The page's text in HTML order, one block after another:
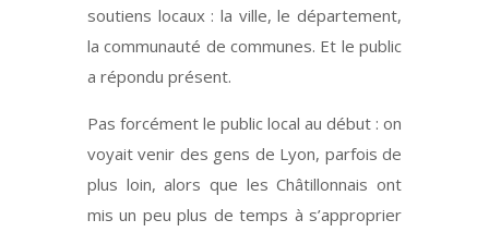
soutiens locaux : la ville, le département,
la communauté de communes. Et le public
a répondu présent.
Pas forcément le public local au début : on
voyait venir des gens de Lyon, parfois de
plus loin, alors que les Châtillonnais ont
mis un peu plus de temps à s’approprier